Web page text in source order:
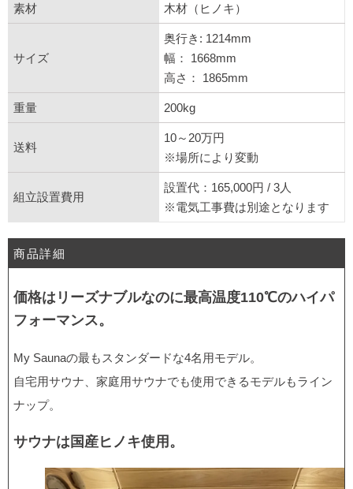
商品詳細
価格はリーズナブルなのに最高温度110℃のハイパ
フォーマンス。
My Saunaの最もスタンダードな4名用モデル。
自宅用サウナ、家庭用サウナでも使用できるモデルもライン
ナップ。
サウナは国産ヒノキ使用。
素材 木材（ヒノキ）
サイズ
奥行き: 1214mm
幅： 1668mm
高さ： 1865mm
重量 200kg
送料
10～20万円
※場所により変動
組立設置費用
設置代：165,000円 / 3人
※電気工事費は別途となります